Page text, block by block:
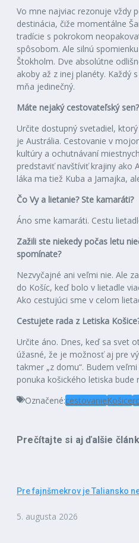
Vo mne najviac rezonuje vždy
destinácia, čiže momentálne
tradície s pokrokom
spôsobom. Ale silnú
Štokholm. Dve absolútne
akoby až z inej planéty. Každý
mňa jedinečný.
Máte nejaký cestovateľský sen?
Určite dostupný svetadiel,
je Austrália. Cestovanie v
kultúry a ochutnávaní
predstaviť navštíviť krajiny ako
láka ma tiež Kuba a Jamajka,
Čo Vy a lietanie? Ste kamaráti?
Áno sme kamaráti. Cestu
Zažili ste niekedy počas letu
spomínate?
Nezvyčajné ani veľmi nie. Ale
do Košíc, keď bolo v lietadle
Ako cestujúci sme v celom
Cestujete rada z Letiska
Určite áno. Dnes, keď sa svet
úžasné, že je možnosť aj pre
takmer „z domu“. Budem
ponuka košického letiska bude
Označené:cestovanieKošice
Prečítajte si aj ďalšie
Pre fajnšmekrov je Taliansko
5. augusta 2026